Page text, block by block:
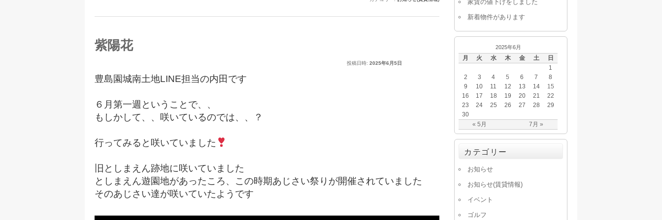
紫陽花
投稿日時: 2025年6月5日
豊島園城南土地LINE担当の内田です
６月第一週ということで、、
もしかして、、咲いているのでは、、？
行ってみると咲いていました
旧としまえん跡地に咲いていました
としまえん遊園地があったころ、この時期あじさい祭りが開催されていました
そのあじさい達が咲いていたようです
家賃の値下げをしました
新着物件があります
2025年6月
月 火 水 木 金 土 日
« 5月 7月 »
1
2
3 4 5 6 7
8
9
10 11 12 13 14
15
16
17 18 19 20 21
22
23
24 25 26 27 28
29
30
カテゴリー
お知らせ
お知らせ(賃貸情報)
イベント
ゴルフ